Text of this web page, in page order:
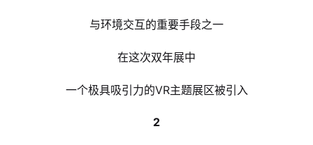
与环境交互的重要手段之一
在这次双年展中
一个极具吸引力的VR主题展区被引入
2